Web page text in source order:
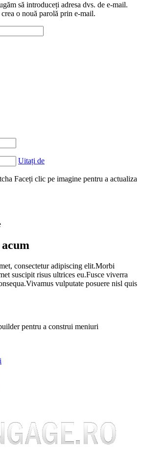
să introduceți adresa dvs. de e-mail.
o nouă parolă prin e-mail.
Uitați de
Faceți clic pe imagine pentru a actualiza
consectetur adipiscing elit.Morbi
suscipit risus ultrices eu.Fusce viverra
vulputate posuere nisl quis
pentru a construi meniuri